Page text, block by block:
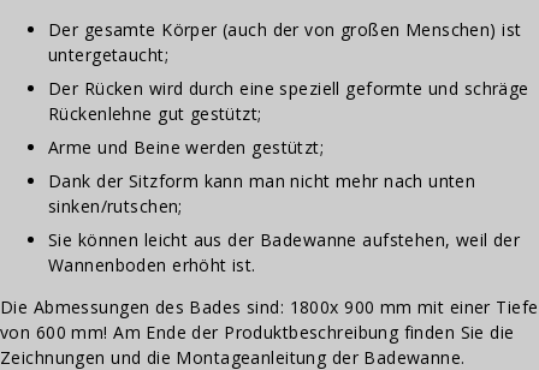
Der gesamte Körper (auch der von großen Menschen) ist
untergetaucht;
Der Rücken wird durch eine speziell geformte und schräge
Rückenlehne gut gestützt;
Arme und Beine werden gestützt;
Dank der Sitzform kann man nicht mehr nach unten
sinken/rutschen;
Sie können leicht aus der Badewanne aufstehen, weil der
Wannenboden erhöht ist.
Die Abmessungen des Bades sind: 1800x 900 mm mit einer Tiefe
von 600 mm! Am Ende der Produktbeschreibung finden Sie die
Zeichnungen und die Montageanleitung der Badewanne.